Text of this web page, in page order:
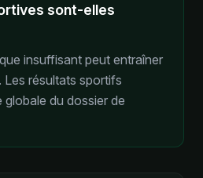
sont-elles
insuffisant peut entraîner
Les résultats sportifs
du dossier de